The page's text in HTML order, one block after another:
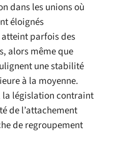
dans les unions où
éloignés
parfois des
alors même que
une stabilité
à la moyenne.
la législation contraint
de l’attachement
de regroupement